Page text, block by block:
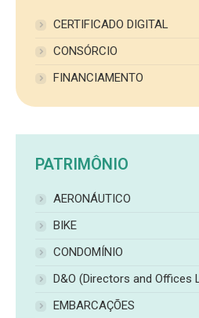
CERTIFICADO DIGITAL
CONSÓRCIO
FINANCIAMENTO
PATRIMÔNIO
AERONÁUTICO
BIKE
CONDOMÍNIO
D&O (Directors and Offices
EMBARCAÇÕES